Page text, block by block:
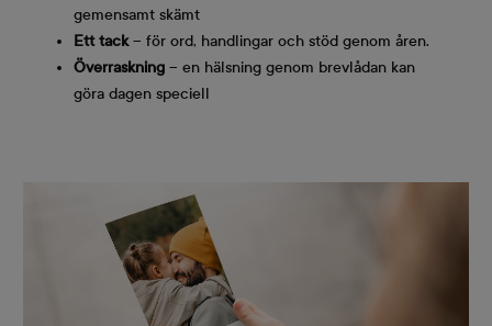
gemensamt skämt
Ett tack– för ord, handlingar och stöd genom åren.
Överraskning – en hälsning genom brevlådan kan
göra dagen speciell